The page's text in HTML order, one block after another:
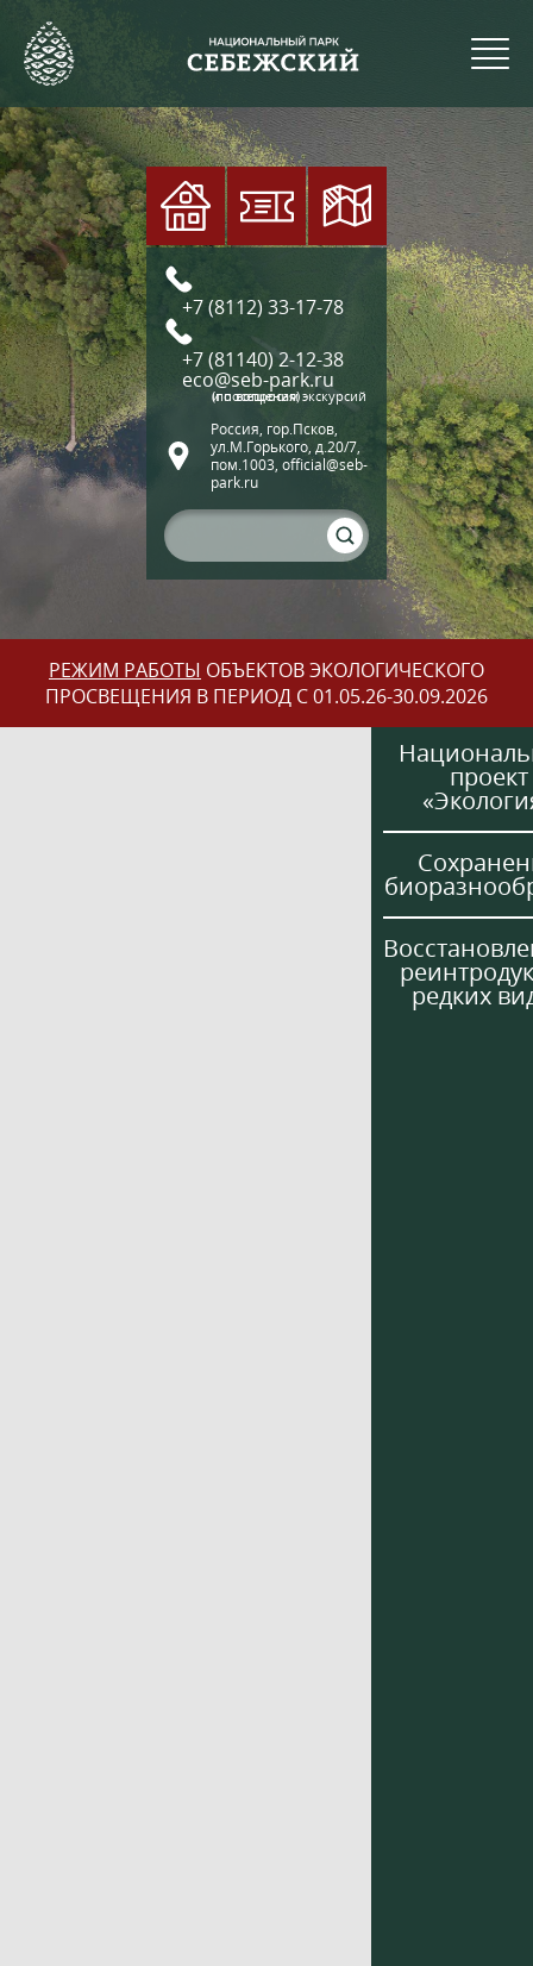
+7 (8112) 33-17-78
+7 (81140) 2-12-38
eco@seb-park.ru
(по вопросам экскурсий и посещения)
Россия, гор.Псков,
ул.М.Горького, д.20/7,
пом.1003, official@seb-
park.ru
РЕЖИМ РАБОТЫ ОБЪЕКТОВ ЭКОЛОГИЧЕСКОГО
ПРОСВЕЩЕНИЯ В ПЕРИОД С 01.05.26-30.09.2026
проект
редких